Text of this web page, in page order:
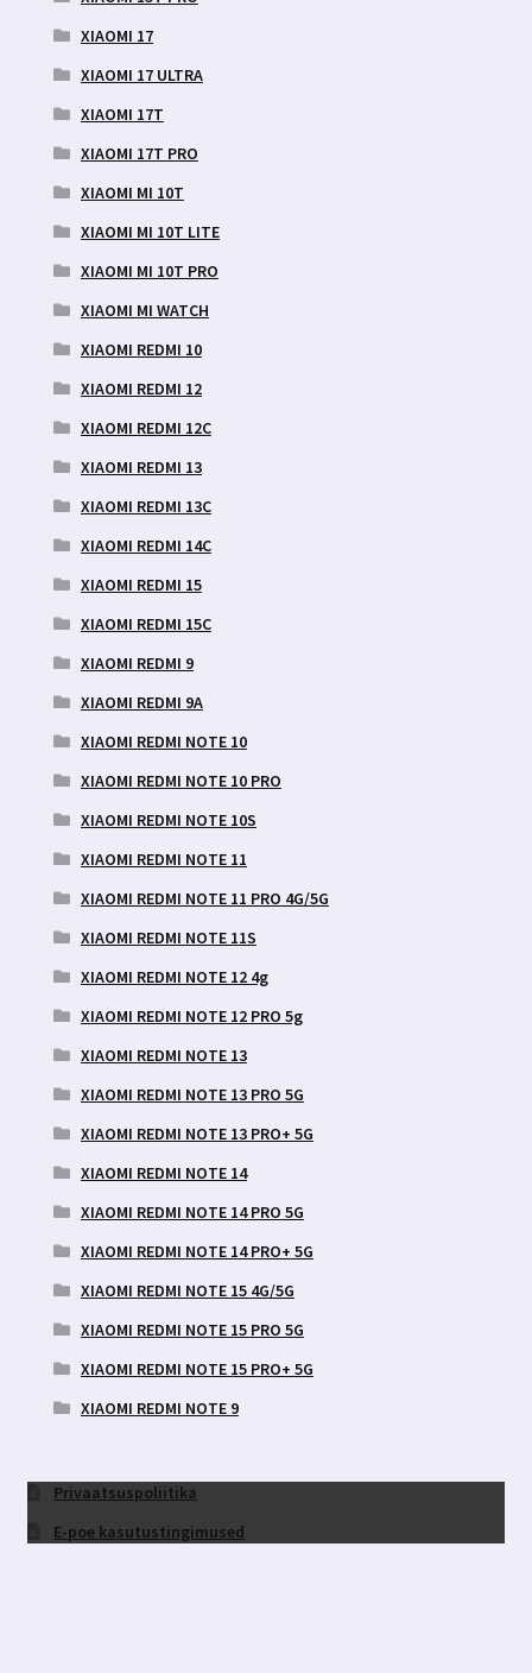
XIAOMI 17
XIAOMI 17 ULTRA
XIAOMI 17T
XIAOMI 17T PRO
XIAOMI MI 10T
XIAOMI MI 10T LITE
XIAOMI MI 10T PRO
XIAOMI MI WATCH
XIAOMI REDMI 10
XIAOMI REDMI 12
XIAOMI REDMI 12C
XIAOMI REDMI 13
XIAOMI REDMI 13C
XIAOMI REDMI 14C
XIAOMI REDMI 15
XIAOMI REDMI 15C
XIAOMI REDMI 9
XIAOMI REDMI 9A
XIAOMI REDMI NOTE 10
XIAOMI REDMI NOTE 10 PRO
XIAOMI REDMI NOTE 10S
XIAOMI REDMI NOTE 11
XIAOMI REDMI NOTE 11 PRO 4G/5G
XIAOMI REDMI NOTE 11S
XIAOMI REDMI NOTE 12 4g
XIAOMI REDMI NOTE 12 PRO 5g
XIAOMI REDMI NOTE 13
XIAOMI REDMI NOTE 13 PRO 5G
XIAOMI REDMI NOTE 13 PRO+ 5G
XIAOMI REDMI NOTE 14
XIAOMI REDMI NOTE 14 PRO 5G
XIAOMI REDMI NOTE 14 PRO+ 5G
XIAOMI REDMI NOTE 15 4G/5G
XIAOMI REDMI NOTE 15 PRO 5G
XIAOMI REDMI NOTE 15 PRO+ 5G
XIAOMI REDMI NOTE 9
Privaatsuspoliitika
E-poe kasutustingimused